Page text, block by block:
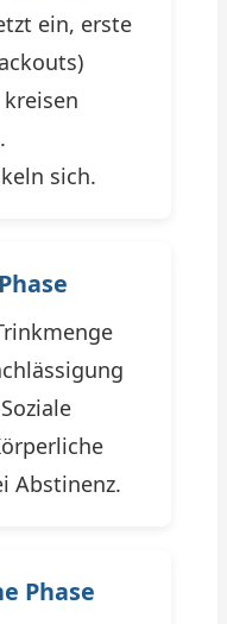
ein, erste
sich.
Abstinenz.
Phase